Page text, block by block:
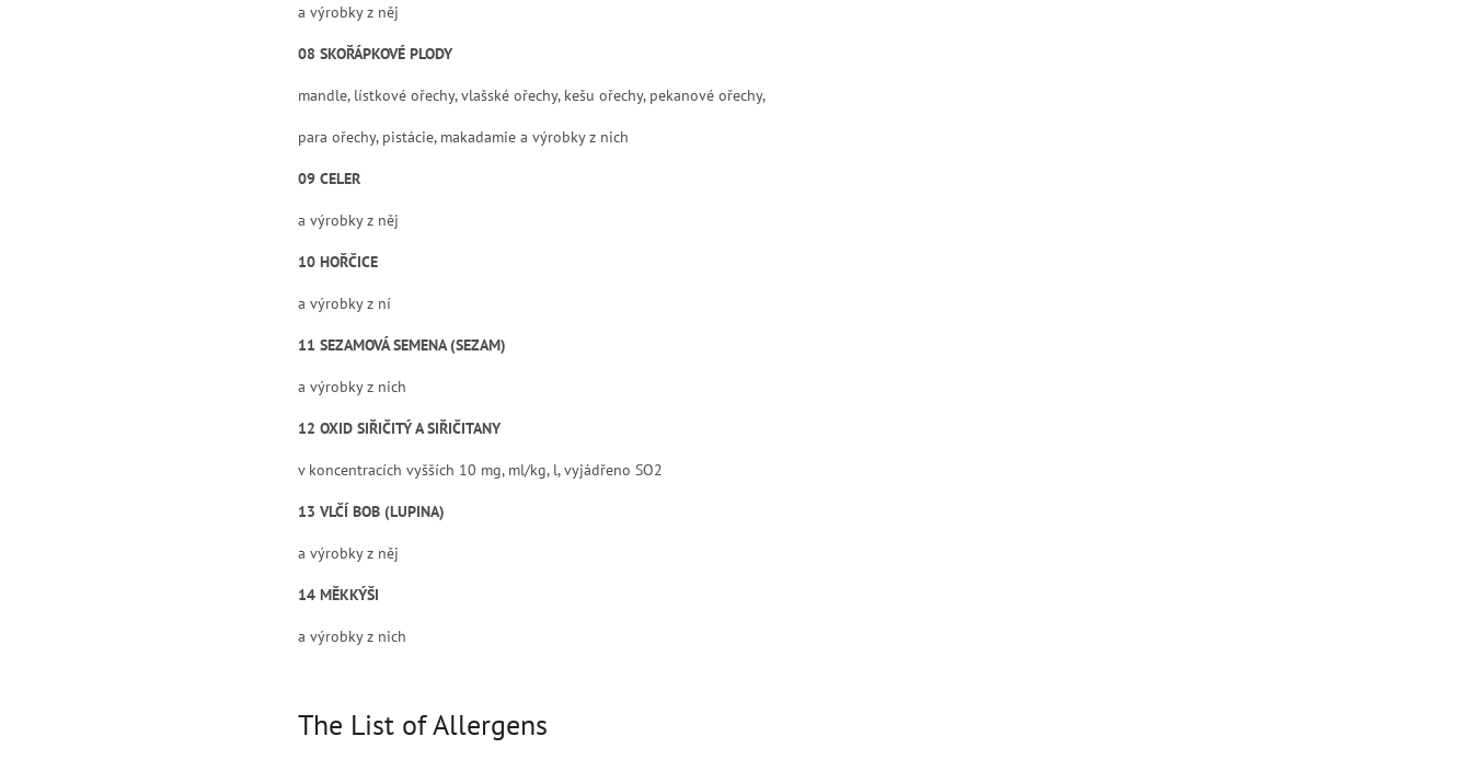
a výrobky z něj
08 SKOŘÁPKOVÉ PLODY
mandle, lístkové ořechy, vlašské ořechy, kešu ořechy, pekanové ořechy,
para ořechy, pistácie, makadamie a výrobky z nich
09 CELER
a výrobky z něj
10 HOŘČICE
a výrobky z ní
11 SEZAMOVÁ SEMENA (SEZAM)
a výrobky z nich
12 OXID SIŘIČITÝ A SIŘIČITANY
v koncentracích vyšších 10 mg, ml/kg, l, vyjádřeno SO2
13 VLČÍ BOB (LUPINA)
a výrobky z něj
14 MĚKKÝŠI
a výrobky z nich
The List of Allergens